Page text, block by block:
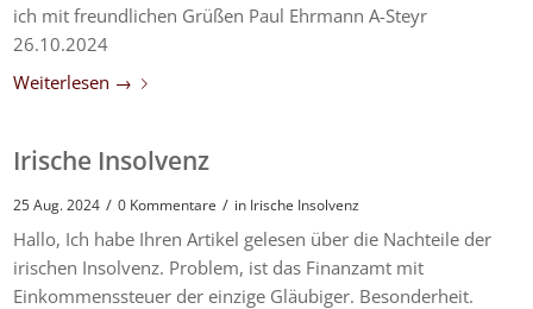
ich mit freundlichen Grüßen Paul Ehrmann A-Steyr
26.10.2024
Weiterlesen →
Irische Insolvenz
25 Aug. 2024 / 0 Kommentare / in Irische Insolvenz
Hallo, Ich habe Ihren Artikel gelesen über die Nachteile der
irischen Insolvenz. Problem, ist das Finanzamt mit
Einkommenssteuer der einzige Gläubiger. Besonderheit.